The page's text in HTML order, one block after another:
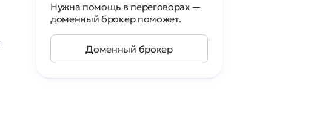
Нужна помощь в переговорах —
доменный брокер поможет.
Доменный брокер